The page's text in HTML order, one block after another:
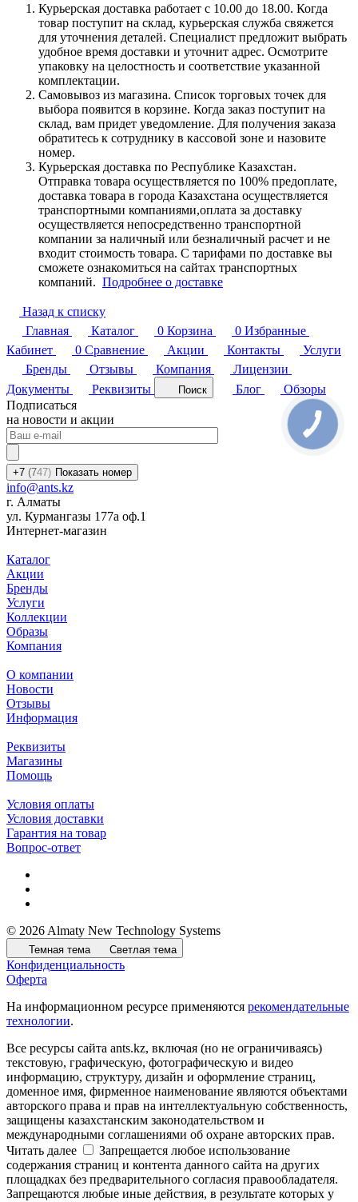
Курьерская доставка работает с 10.00 до 18.00. Когда
товар поступит на склад, курьерская служба свяжется
для уточнения деталей. Специалист предложит выбрать
удобное время доставки и уточнит адрес. Осмотрите
упаковку на целостность и соответствие указанной
комплектации.
Самовывоз из магазина. Список торговых точек для
выбора появится в корзине. Когда заказ поступит на
склад, вам придет уведомление. Для получения заказа
обратитесь к сотруднику в кассовой зоне и назовите
номер.
Курьерская доставка по Республике Казахстан.
Отправка товара осуществляется по 100% предоплате,
доставка товара в города Казахстана осуществляется
транспортными компаниями,оплата за доставку
осуществляется непосредственно транспортной
компании за наличный или безналичный расчет и не
входит стоимость товара. С тарифами по доставке вы
сможете ознакомиться на сайтах транспортных
компаний. Подробнее о доставке
Назад к списку
Главная
Каталог 0 Корзина 0 Избранные
Кабинет
0 Сравнение Акции Контакты
Услуги
Бренды
Отзывы Компания
Лицензии
Документы
Реквизиты Поиск Блог
Обзоры
Подписаться
на новости и акции
+7 (747) Показать номер
info@ants.kz
г. Алматы
ул. Курмангазы 177а оф.1
Интернет-магазин
Каталог
Акции
Бренды
Услуги
Коллекции
Образы
Компания
О компании
Новости
Отзывы
Информация
Реквизиты
Магазины
Помощь
Условия оплаты
Условия доставки
Гарантия на товар
Вопрос-ответ
© 2026 Almaty New Technology Systems
Темная тема Светлая тема
Конфиденциальность
Оферта
На информационном ресурсе применяются рекомендательные
технологии.
Все ресурсы сайта ants.kz, включая (но не ограничиваясь)
текстовую, графическую, фотографическую и видео
информацию, структуру, дизайн и оформление страниц,
доменное имя, фирменное наименование являются объектами
авторского права и прав на интеллектуальную собственность,
защищены казахстанским законодательством и
международными соглашениями об охране авторских прав.
Читать далее
Запрещается любое использование
содержания страниц и контента данного сайта на других
площадках без предварительного согласия правообладателя.
Запрещаются любые иные действия, в результате которых у